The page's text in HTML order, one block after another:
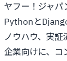
ヤフー！ジャパ
Pythonと
ノウハウ、実
企業向けに、コ